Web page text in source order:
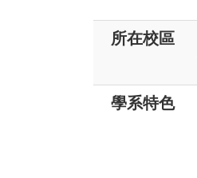
所在校區
學系特色